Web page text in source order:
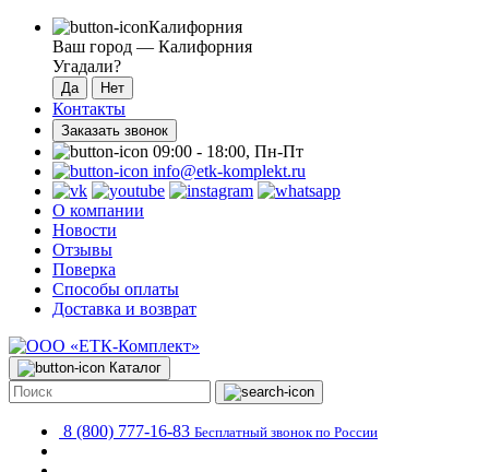
Калифорния
Ваш город — Калифорния
Угадали?
Контакты
Заказать звонок
09:00 - 18:00, Пн-Пт
info@etk-komplekt.ru
О компании
Новости
Отзывы
Поверка
Способы оплаты
Доставка и возврат
Каталог
8 (800) 777-16-83 Бесплатный звонок по России